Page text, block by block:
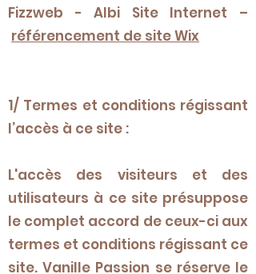
Fizzweb - Albi Site Internet –
référencement de site Wix
1/ Termes et conditions régissant
l’accès à ce site :
L'accès des visiteurs et des
utilisateurs à ce site présuppose
le complet accord de ceux-ci aux
termes et conditions régissant ce
site. Vanille Passion se réserve le